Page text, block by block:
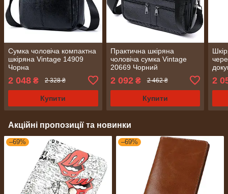
Сумка чоловіча компактна
шкіряна Vintage 14909
Чорна
2 048 ₴ 2 328 ₴
Купити
Практична шкіряна
чоловіча сумка Vintage
20669 Чорний
2 092₴ 2 462 ₴
Купити
2
Акційні пропозиції та новинки
–69% –69%